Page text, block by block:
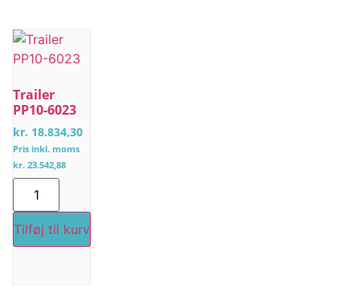
Trailer
PP10-6023
kr. 18.834,30
Pris inkl. moms
kr. 23.542,88
Tilføj til kurv